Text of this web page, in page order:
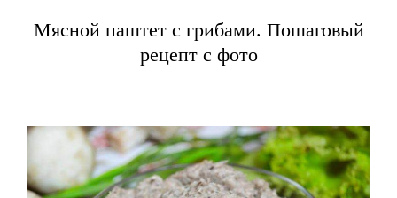
Мясной паштет с грибами. Пошаговый
рецепт с фото